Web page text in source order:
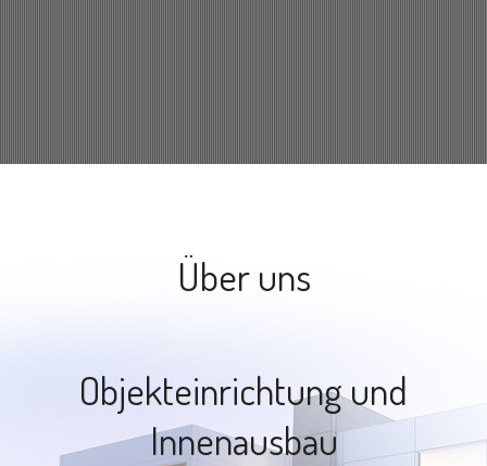
Über uns
Objekteinrichtung und
Innenausbau